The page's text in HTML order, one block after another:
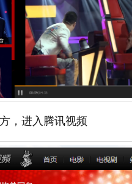
，进入腾讯视频